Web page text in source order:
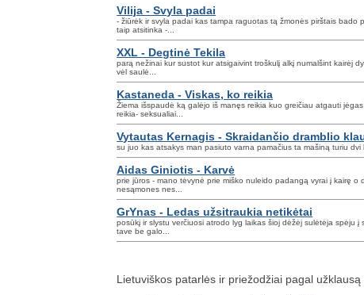
Vilija - Svyla padai
- žiūrėk ir svyla padai kas tampa raguotas tą žmonės pirštais bado
taip atsitinka -...
XXL - Degtinė Tekila
parą nežinai kur sustot kur atsigaivint troškulį alkį numalšint kairėj
vėl saulė...
Kastaneda - Viskas, ko reikia
Žiema išspaudė ką galėjo iš manęs reikia kuo greičiau atgauti
reikia- seksualiai...
Vytautas Kernagis - Skraidančio dramblio
su juo kas atsakys man pasiuto varna pamačius ta mašiną turiu
Aidas Giniotis - Karvė
prie jūros - mano tėvynė prie miško nuleido padangą vyrai į kairę o
nesąmones nes...
GrYnas - Ledas užsitraukia netikėtai
posūkį ir slystu verčiuosi atrodo lyg laikas šioj dėžėj sulėtėja spėju į
tave be galo...
Lietuviškos patarlės ir priežodžiai pagal užklausą